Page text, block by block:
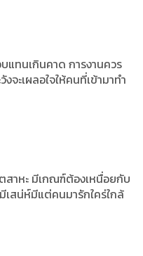
แทนเกินคาด การงานควร
จะเผลอใจให้คนที่เข้ามาทำ
สาหะ มีเกณฑ์ต้องเหนื่อยกับ
สน่ห์มีแต่คนมารักใคร่ใกล้